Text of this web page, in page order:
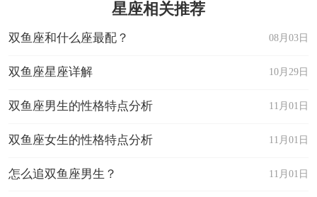
星座相关推荐
08月03日
双鱼座和什么座最配？
10月29日
双鱼座星座详解
11月01日
双鱼座男生的性格特点分析
11月01日
双鱼座女生的性格特点分析
11月01日
怎么追双鱼座男生？